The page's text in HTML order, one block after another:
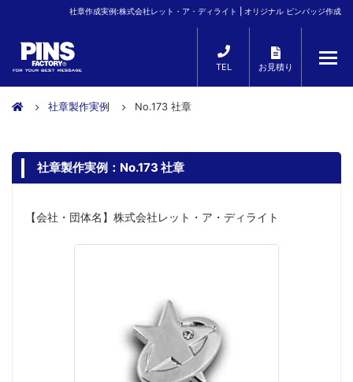
社章作成実例:株式会社レット・ア・ディライト | オリジナル ピンバッジ作成
TEL お見積り
社章製作実例 No.173 社章
社章製作実例：No.173 社章
【会社・団体名】株式会社レット・ア・ディライト